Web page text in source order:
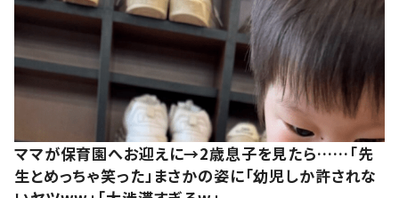
ママが保育園へお迎えに→2歳息子を見たら……「先
生とめっちゃ笑った」まさかの姿に「幼児しか許されな